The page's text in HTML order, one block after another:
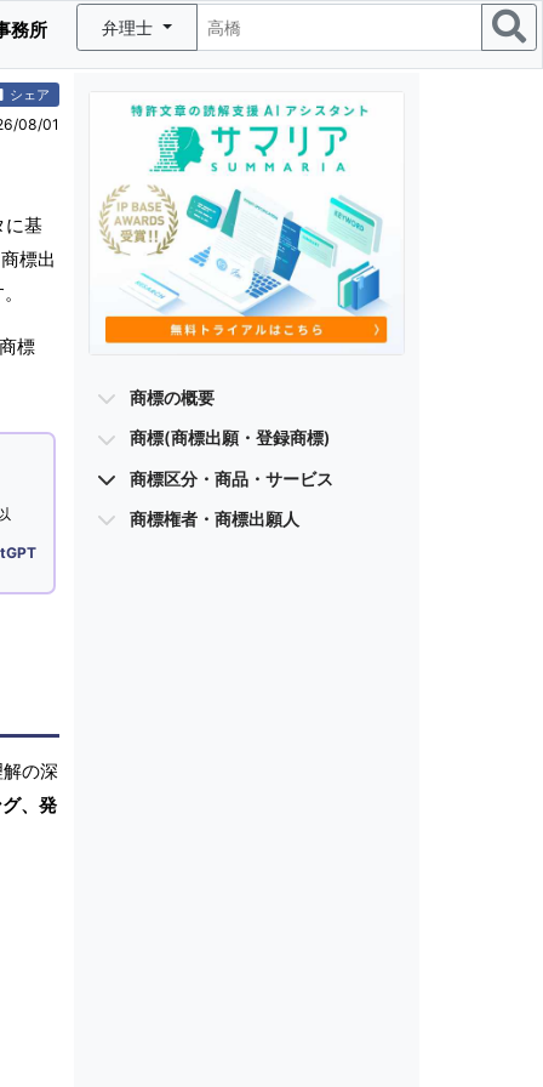
務所 弁理士
シェア
08/01
に基
標出
標
の深
、発
商標の概要
商標(商標出願・登録商標)
商標区分・商品・サービス
商標権者・商標出願人